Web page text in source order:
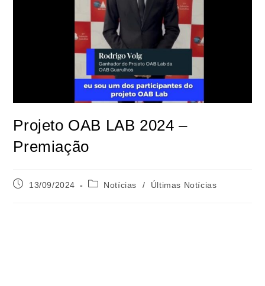
Projeto OAB LAB 2024 –
Premiação
13/09/2024 Notícias / Últimas Notícias